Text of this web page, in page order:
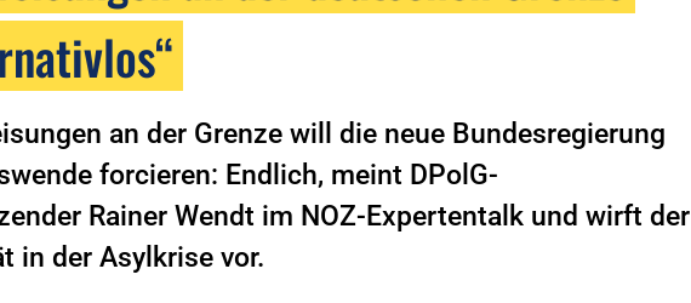
an der Grenze will die neue Bundesregierung
forcieren: Endlich, meint DPolG-
Rainer Wendt im NOZ-Expertentalk und wirft der
in der Asylkrise vor.